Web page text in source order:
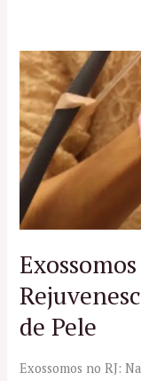
de Pele
Exossomos no RJ:
Exossomos
no
RJ:
Inovação
para
Rejuvenescimento
Tratamento
de
Pele